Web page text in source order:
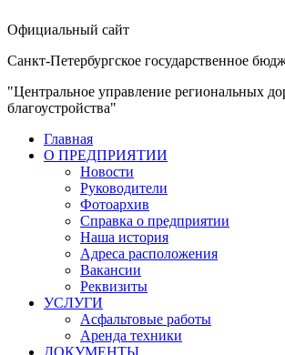
Официальный сайт
Санкт-Петербургское государственное
"Центральное управление региональных
благоустройства"
Главная
О ПРЕДПРИЯТИИ
Новости
Руководители
Фотоархив
Справка о предприятии
Наша история
Адреса расположения
Вакансии
Реквизиты
УСЛУГИ
Асфальтовые работы
Аренда техники
ДОКУМЕНТЫ